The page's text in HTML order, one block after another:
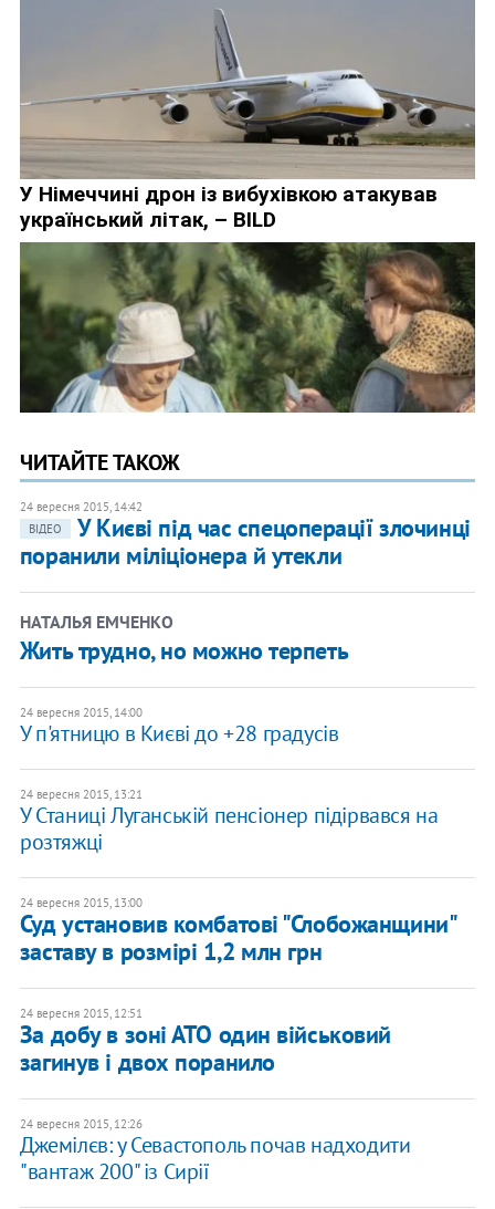
ЧИТАЙТЕ ТАКОЖ
24 вересня 2015, 14:42
ВІДЕО
У Києві під час спецоперації злочинці
поранили міліціонера й утекли
НАТАЛЬЯ ЕМЧЕНКО
Жить трудно, но можно терпеть
24 вересня 2015, 14:00
У п'ятницю в Києві до +28 градусів
24 вересня 2015, 13:21
У Станиці Луганській пенсіонер підірвався на
розтяжці
24 вересня 2015, 13:00
Суд установив комбатові "Слобожанщини"
заставу в розмірі 1,2 млн грн
24 вересня 2015, 12:51
За добу в зоні АТО один військовий
загинув і двох поранило
24 вересня 2015, 12:26
Джемілєв: у Севастополь почав надходити
"вантаж 200" із Сирії